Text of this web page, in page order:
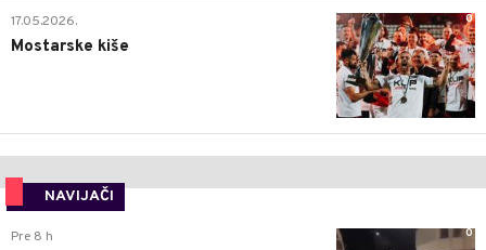
0
17.05.2026.
Mostarske kiše
NAVIJAČI
0
Pre 8 h